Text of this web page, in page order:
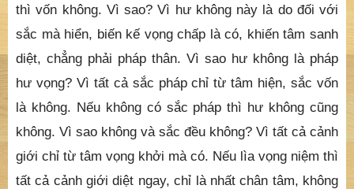
thì vốn không. Vì sao? Vì hư không này là do đối với
sắc mà hiển, biến kế vọng chấp là có, khiến tâm sanh
diệt, chẳng phải pháp thân. Vì sao hư không là pháp
hư vọng? Vì tất cả sắc pháp chỉ từ tâm hiện, sắc vốn
là không. Nếu không có sắc pháp thì hư không cũng
không. Vì sao không và sắc đều không? Vì tất cả cảnh
giới chỉ từ tâm vọng khởi mà có. Nếu lìa vọng niệm thì
tất cả cảnh giới diệt ngay, chỉ là nhất chân tâm, không